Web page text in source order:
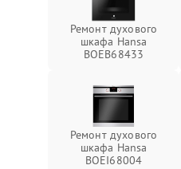
Ремонт духового
шкафа Hansa
BOEB68433
Ремонт духового
шкафа Hansa
BOEI68004